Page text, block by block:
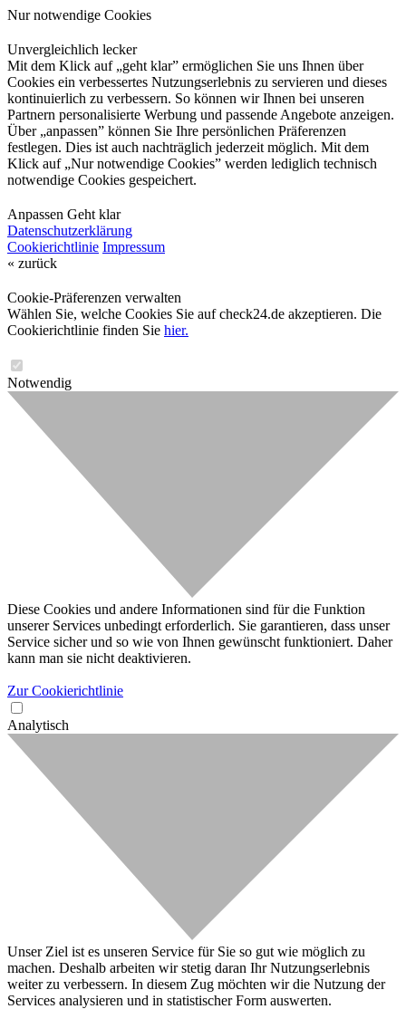
Nur notwendige Cookies
Unvergleichlich lecker
Mit dem Klick auf „geht klar” ermöglichen Sie uns Ihnen über
Cookies ein verbessertes Nutzungserlebnis zu servieren und dieses
kontinuierlich zu verbessern. So können wir Ihnen bei unseren
Partnern personalisierte Werbung und passende Angebote anzeigen.
Über „anpassen” können Sie Ihre persönlichen Präferenzen
festlegen. Dies ist auch nachträglich jederzeit möglich. Mit dem
Klick auf „Nur notwendige Cookies” werden lediglich technisch
notwendige Cookies gespeichert.
Anpassen Geht klar
Datenschutzerklärung
Cookierichtlinie Impressum
« zurück
Cookie-Präferenzen verwalten
Wählen Sie, welche Cookies Sie auf check24.de akzeptieren. Die
Cookierichtlinie finden Sie hier.
Notwendig
Diese Cookies und andere Informationen sind für die Funktion
unserer Services unbedingt erforderlich. Sie garantieren, dass unser
Service sicher und so wie von Ihnen gewünscht funktioniert. Daher
kann man sie nicht deaktivieren.
Zur Cookierichtlinie
Analytisch
Unser Ziel ist es unseren Service für Sie so gut wie möglich zu
machen. Deshalb arbeiten wir stetig daran Ihr Nutzungserlebnis
weiter zu verbessern. In diesem Zug möchten wir die Nutzung der
Services analysieren und in statistischer Form auswerten.